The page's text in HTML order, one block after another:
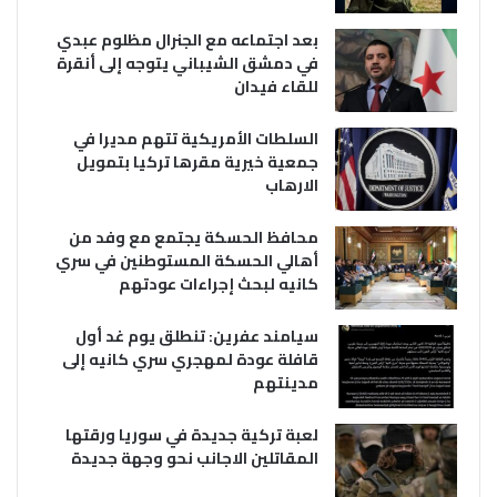
بعد اجتماعه مع الجنرال مظلوم عبدي
في دمشق الشيباني يتوجه إلى أنقرة
للقاء فيدان
السلطات الأمريكية تتهم مديرا في
جمعية خيرية مقرها تركيا بتمويل
الارهاب
محافظ الحسكة يجتمع مع وفد من
أهالي الحسكة المستوطنين في سري
كانيه لبحث إجراءات عودتهم
سيامند عفرين: تنطلق يوم غد أول
قافلة عودة لمهجري سري كانيه إلى
مدينتهم
لعبة تركية جديدة في سوريا ورقتها
المقاتلين الاجانب نحو وجهة جديدة